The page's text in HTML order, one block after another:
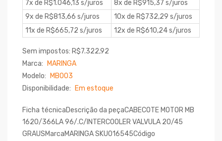
7x de R$1.046,13 s/juros
8x de R$915,37 s/juros
9x de R$813,66 s/juros
10x de R$732,29 s/juros
11x de R$665,72 s/juros
12x de R$610,24 s/juros
Sem impostos: R$7.322,92
Marca:
MARINGA
Modelo:
MB003
Disponibilidade:
Em estoque
Ficha técnicaDescrição da peçaCABECOTE MOTOR MB
1620/366LA 96/.C/INTERCOOLER VALVULA 20/45
GRAUSMarcaMARINGA SKU016545Código